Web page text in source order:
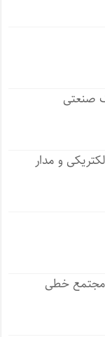
صنعتی
و مدار
مجتمع خطی